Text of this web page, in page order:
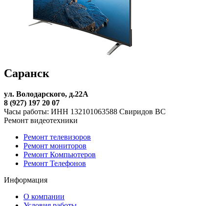
Саранск
ул. Володарского, д.22А
8 (927) 197 20 07
Часы работы: ИНН 132101063588 Свиридов ВС
Ремонт видеотехники
Ремонт телевизоров
Ремонт мониторов
Ремонт Компьютеров
Ремонт Телефонов
Информация
О компании